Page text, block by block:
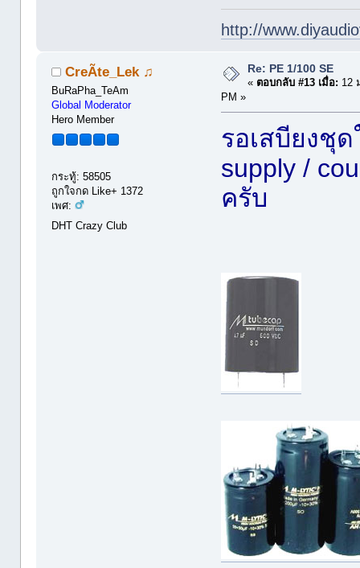
http://
CreÃte_Lek ♫
BuRaPha_TeAm
Global Moderator
Hero Member
กระทู้: 58505
ถูกใจกด Like+ 1372
เพศ:
DHT Crazy Club
Re: PE 1/100 SE
« ตอบกลับ #13 เมื่อ: 12
PM »
รอเสบียงชุ
supply /
ครับ